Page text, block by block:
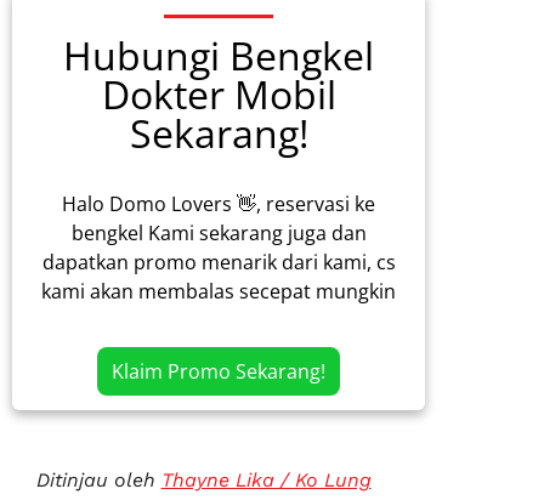
Hubungi Bengkel
Dokter Mobil
Sekarang!
Halo Domo Lovers 👋, reservasi ke
bengkel Kami sekarang juga dan
dapatkan promo menarik dari kami, cs
kami akan membalas secepat mungkin
Klaim Promo Sekarang!
Ditinjau oleh Thayne Lika / Ko Lung